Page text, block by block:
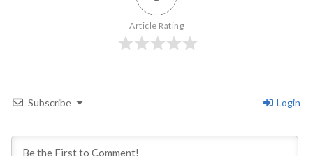
Article Rating
Subscribe Login